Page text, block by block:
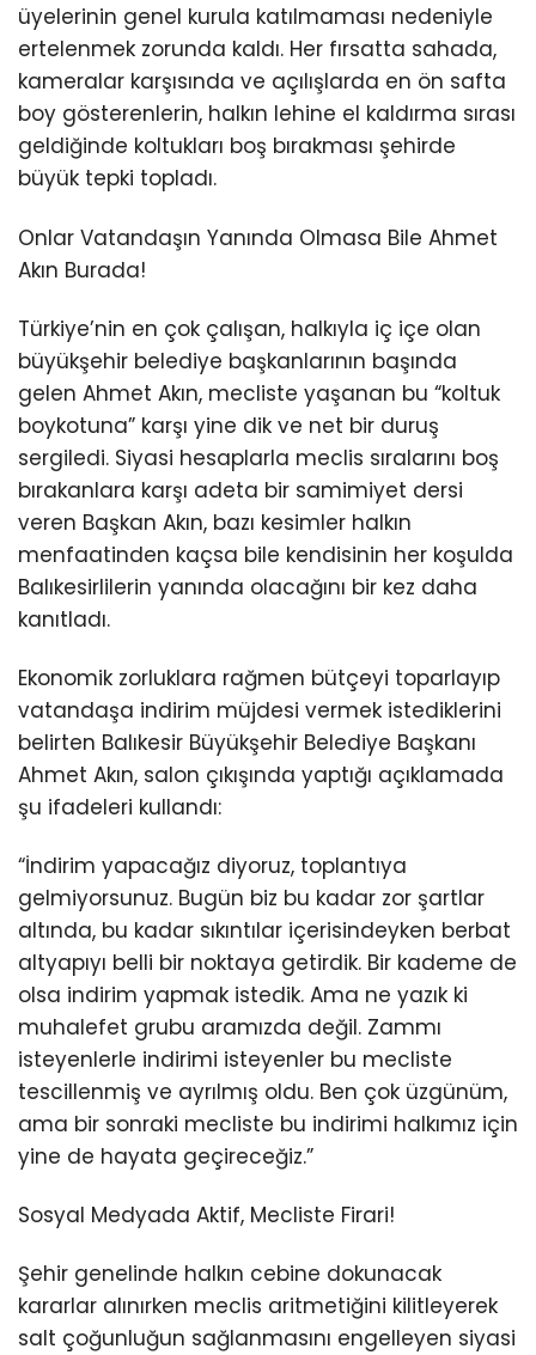
üyelerinin genel kurula katılmaması nedeniyle
ertelenmek zorunda kaldı. Her fırsatta sahada,
kameralar karşısında ve açılışlarda en ön safta
boy gösterenlerin, halkın lehine el kaldırma sırası
geldiğinde koltukları boş bırakması şehirde
büyük tepki topladı.
Onlar Vatandaşın Yanında Olmasa Bile Ahmet
Akın Burada!
Türkiye’nin en çok çalışan, halkıyla iç içe olan
büyükşehir belediye başkanlarının başında
gelen Ahmet Akın, mecliste yaşanan bu “koltuk
boykotuna” karşı yine dik ve net bir duruş
sergiledi. Siyasi hesaplarla meclis sıralarını boş
bırakanlara karşı adeta bir samimiyet dersi
veren Başkan Akın, bazı kesimler halkın
menfaatinden kaçsa bile kendisinin her koşulda
Balıkesirlilerin yanında olacağını bir kez daha
kanıtladı.
Ekonomik zorluklara rağmen bütçeyi toparlayıp
vatandaşa indirim müjdesi vermek istediklerini
belirten Balıkesir Büyükşehir Belediye Başkanı
Ahmet Akın, salon çıkışında yaptığı açıklamada
şu ifadeleri kullandı:
“İndirim yapacağız diyoruz, toplantıya
gelmiyorsunuz. Bugün biz bu kadar zor şartlar
altında, bu kadar sıkıntılar içerisindeyken berbat
altyapıyı belli bir noktaya getirdik. Bir kademe de
olsa indirim yapmak istedik. Ama ne yazık ki
muhalefet grubu aramızda değil. Zammı
isteyenlerle indirimi isteyenler bu mecliste
tescillenmiş ve ayrılmış oldu. Ben çok üzgünüm,
ama bir sonraki mecliste bu indirimi halkımız için
yine de hayata geçireceğiz.”
Sosyal Medyada Aktif, Mecliste Firari!
Şehir genelinde halkın cebine dokunacak
kararlar alınırken meclis aritmetiğini kilitleyerek
salt çoğunluğun sağlanmasını engelleyen siyasi